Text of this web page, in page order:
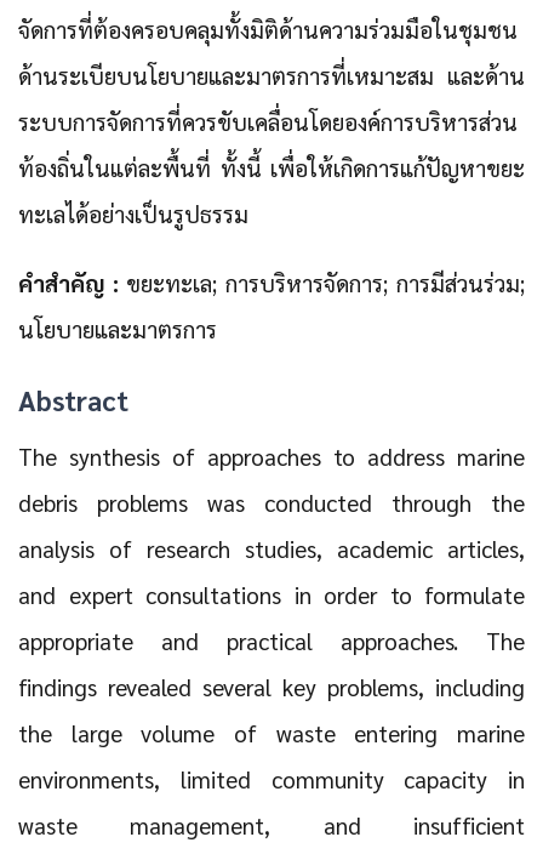
จัดการที่ต้องครอบคลุมทั้งมิติด้านความร่วมมือในชุมชน
ด้านระเบียบนโยบายและมาตรการที่เหมาะสม และด้าน
ระบบการจัดการที่ควรขับเคลื่อนโดยองค์การบริหารส่วน
ท้องถิ่นในแต่ละพื้นที่ ทั้งนี้ เพื่อให้เกิดการแก้ปัญหาขยะ
ทะเลได้อย่างเป็นรูปธรรม
คำสำคัญ : ขยะทะเล; การบริหารจัดการ; การมีส่วนร่วม;
นโยบายและมาตรการ
Abstract
The synthesis of approaches to address marine
debris problems was conducted through the
analysis of research studies, academic articles,
and expert consultations in order to formulate
appropriate and practical approaches. The
findings revealed several key problems, including
the large volume of waste entering marine
environments, limited community capacity in
waste management, and insufficient